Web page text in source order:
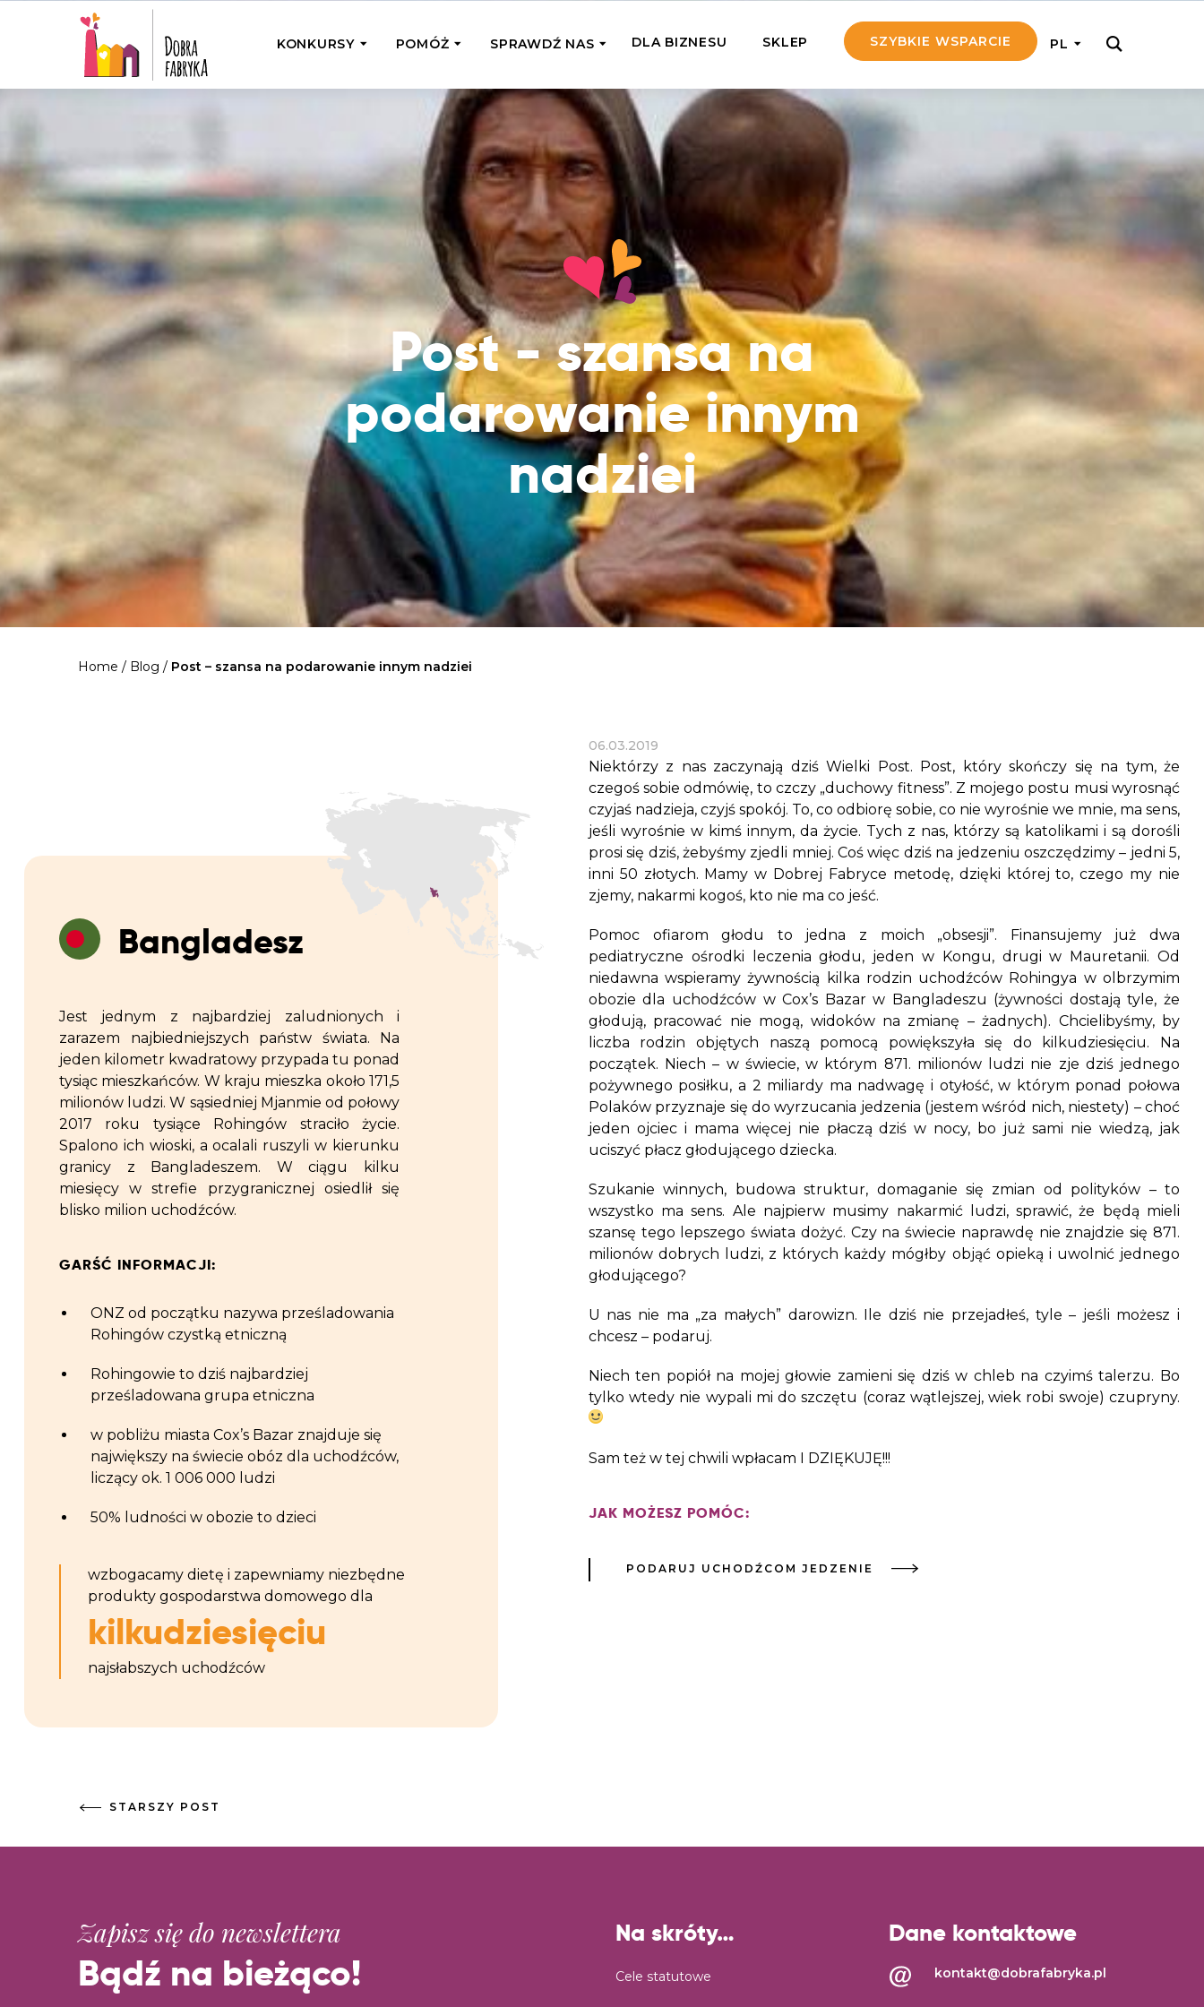
KONKURSY
Odwiedź jedno z miejsc, w których
Przybij 5 w 7 Ogrodach
Wyjedź do Grecji z Michałem
Żakowskim z Radia 357
POMÓŻ
POMAGAM JEDNORAZOWO
Przekaż Kalorie
Podaruj dziecku posiłek z okazji Dnia
Dziecka
Podaruj 1,5%
Przekaż niewielką część swojego
podatku naszym podopiecznym
Pilna Pomoc
Przekaż pomoc tam, gdzie jest teraz
najbardziej potrzebna
Dobroczynne24
Zrób zakupy dla potrzebujących w
markecie z dobrymi uczynkami
Warzywniak Charbela
Zrób zakupy u niewidomego Charbela i
wspieraj Głodnych
WSPIERAM REGULARNIE
Przybij nam 5!
Pomagaj efektywnie, przekazując na
pomoc 5 zł tygodniowo
Adoptuj Seniora
Dołącz do rodziny Seniora, wspierając
go finansowo i emocjonalnie
Drużyny Aniołów
Wspieraj pracę konkretnego misjonarza
i pozostań z nim kontakcie
Wiatraczek dla Życia
Uratuj dziecko cierpiące z powodu
głodu i wspieraj edukację rodziców
SPRAWDŹ NAS
Zespół Fundacji
Poznaj listonoszy przekazanego przez
Ciebie wsparcia
Jak pomagamy
Karmimy, Leczymy, Uczymy, Dajemy
Pracę – sprawdź co to oznacza w
praktyce
Co już zrobiliśmy
Przeczytaj historie ludzi, którym już
pomogliśmy
Gdzie działamy
Sprawdź listę miejsc, do których dociera
Twoja pomoc
Sprawozdania
Zweryfikuj, w jaki sposób wydajemy
przekazane Darowizny
Cele statutowe
Sprawdź cele naszej organizacji
Kontakt
DLA BIZNESU SKLEP SZYBKIE WSPARCIE PL
Post - szansa na
podarowanie innym
nadziei
Home / Blog / Post – szansa na podarowanie innym nadziei
Bangladesz
Jest jednym z najbardziej zaludnionych i
zarazem najbiedniejszych państw świata. Na
jeden kilometr kwadratowy przypada tu ponad
tysiąc mieszkańców. W kraju mieszka około 171,5
milionów ludzi. W sąsiedniej Mjanmie od połowy
2017 roku tysiące Rohingów straciło życie.
Spalono ich wioski, a ocalali ruszyli w kierunku
granicy z Bangladeszem. W ciągu kilku
miesięcy w strefie przygranicznej osiedlił się
blisko milion uchodźców.
GARŚĆ INFORMACJI:
ONZ od początku nazywa prześladowania
Rohingów czystką etniczną
Rohingowie to dziś najbardziej
prześladowana grupa etniczna
w pobliżu miasta Cox’s Bazar znajduje się
największy na świecie obóz dla uchodźców,
liczący ok. 1 006 000 ludzi
50% ludności w obozie to dzieci
wzbogacamy dietę i zapewniamy niezbędne
produkty gospodarstwa domowego dla
kilkudziesięciu
najsłabszych uchodźców
06.03.2019
Niektórzy z nas zaczynają dziś Wielki Post. Post, który skończy się na tym, że
czegoś sobie odmówię, to czczy „duchowy fitness”. Z mojego postu musi wyrosnąć
czyjaś nadzieja, czyjś spokój. To, co odbiorę sobie, co nie wyrośnie we mnie, ma sens,
jeśli wyrośnie w kimś innym, da życie. Tych z nas, którzy są katolikami i są dorośli
prosi się dziś, żebyśmy zjedli mniej. Coś więc dziś na jedzeniu oszczędzimy – jedni 5,
inni 50 złotych. Mamy w Dobrej Fabryce metodę, dzięki której to, czego my nie
zjemy, nakarmi kogoś, kto nie ma co jeść.
Pomoc ofiarom głodu to jedna z moich „obsesji”. Finansujemy już dwa
pediatryczne ośrodki leczenia głodu, jeden w Kongu, drugi w Mauretanii. Od
niedawna wspieramy żywnością kilka rodzin uchodźców Rohingya w olbrzymim
obozie dla uchodźców w Cox’s Bazar w Bangladeszu (żywności dostają tyle, że
głodują, pracować nie mogą, widoków na zmianę – żadnych). Chcielibyśmy, by
liczba rodzin objętych naszą pomocą powiększyła się do kilkudziesięciu. Na
początek. Niech – w świecie, w którym 871. milionów ludzi nie zje dziś jednego
pożywnego posiłku, a 2 miliardy ma nadwagę i otyłość, w którym ponad połowa
Polaków przyznaje się do wyrzucania jedzenia (jestem wśród nich, niestety) – choć
jeden ojciec i mama więcej nie płaczą dziś w nocy, bo już sami nie wiedzą, jak
uciszyć płacz głodującego dziecka.
Szukanie winnych, budowa struktur, domaganie się zmian od polityków – to
wszystko ma sens. Ale najpierw musimy nakarmić ludzi, sprawić, że będą mieli
szansę tego lepszego świata dożyć. Czy na świecie naprawdę nie znajdzie się 871.
milionów dobrych ludzi, z których każdy mógłby objąć opieką i uwolnić jednego
głodującego?
U nas nie ma „za małych” darowizn. Ile dziś nie przejadłeś, tyle – jeśli możesz i
chcesz – podaruj.
Niech ten popiół na mojej głowie zamieni się dziś w chleb na czyimś talerzu. Bo
tylko wtedy nie wypali mi do szczętu (coraz wątlejszej, wiek robi swoje) czupryny.
Sam też w tej chwili wpłacam I DZIĘKUJĘ!!!
JAK MOŻESZ POMÓC:
PODARUJ UCHODŹCOM JEDZENIE
STARSZY POST
Zapisz się do newslettera
Bądź na bieżąco!
Na skróty…
Cele statutowe
Dane kontaktowe
kontakt@dobrafabryka.pl